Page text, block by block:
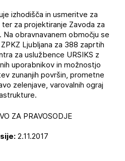
izhodišča in usmeritve za
za projektiranje Zavoda za
Na obravnavanem območju se
Ljubljana za 388 zaprtih
za uslužbence URSIKS z
uporabnikov in možnostjo
zunanjih površin, prometne
zelenjave, varovalnih ograj
ZA PRAVOSODJE
2.11.2017